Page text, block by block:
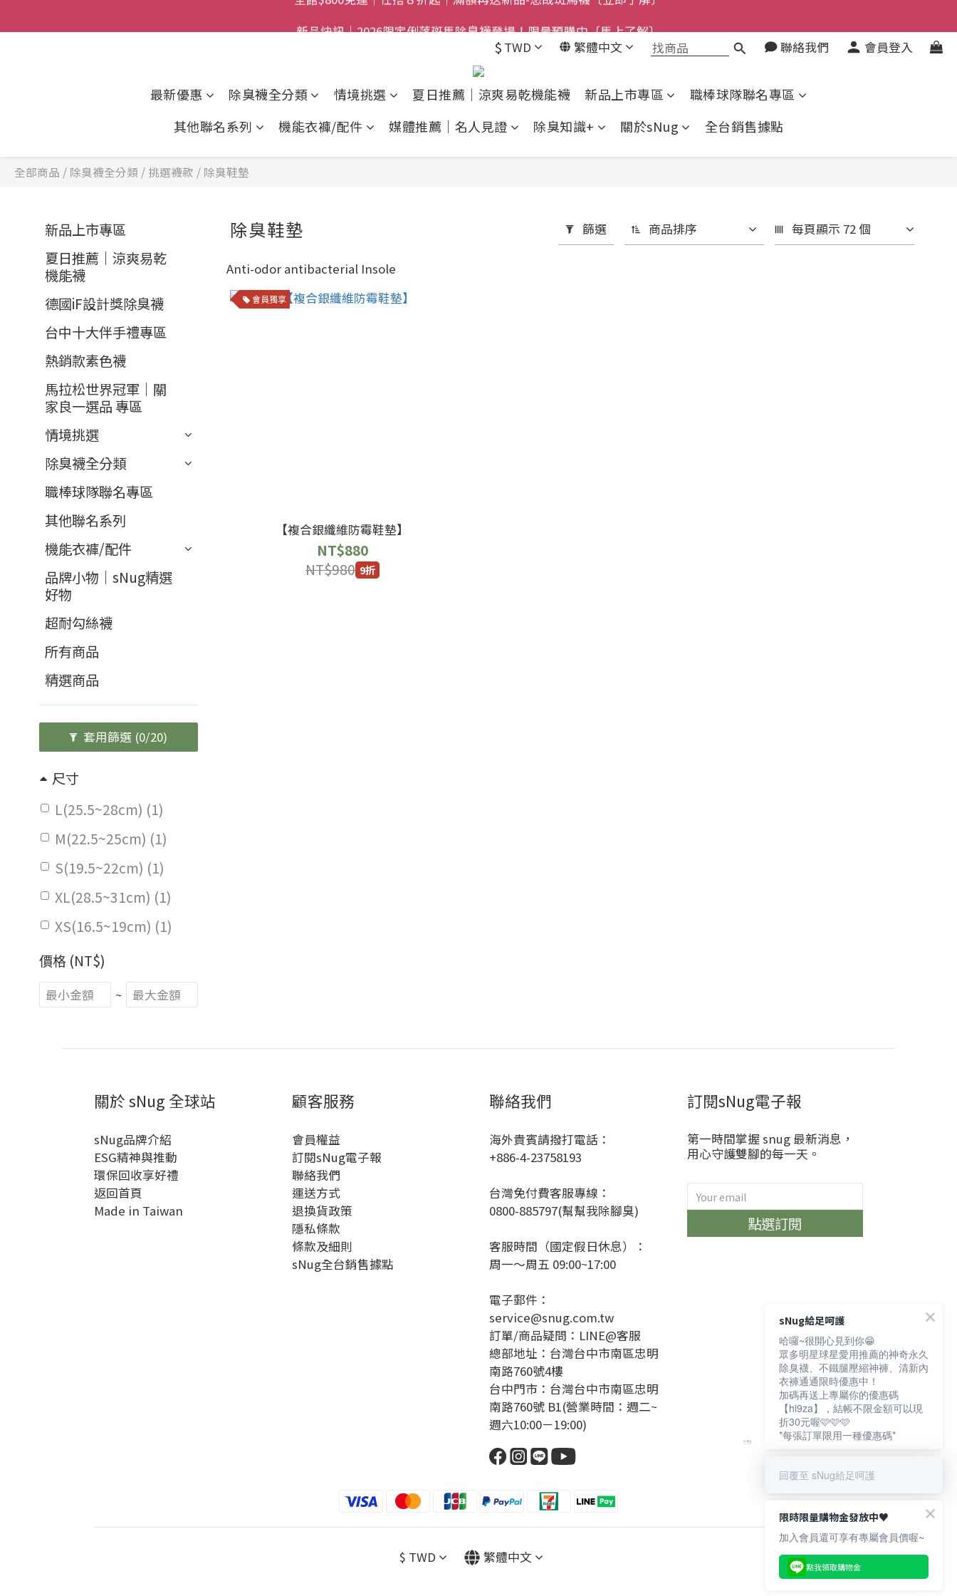
父親節禮盒登場｜把舒適送進爸爸的每一天，日夜呵護一次備好〔馬上了解〕
全館$800免運｜任搭８折起｜滿額再送新品-悠哉斑馬襪〔立即了解〕
$ TWD 繁體中文 聯絡我們 會員登入
最新優惠 除臭襪全分類 情境挑選 夏日推薦｜涼爽易乾機能襪 新品上市專區
職棒球隊聯名專區
其他聯名系列
機能衣褲/配件 媒體推薦｜名人見證 除臭知識+ 關於sNug 全台銷售據點
全部商品 / 除臭襪全分類 / 挑選襪款 / 除臭鞋墊
新品上市專區
夏日推薦｜涼爽易乾
機能襪
德國iF設計獎除臭襪
台中十大伴手禮專區
熱銷款素色襪
馬拉松世界冠軍｜關
家良一選品 專區
情境挑選
除臭襪全分類
職棒球隊聯名專區
其他聯名系列
機能衣褲/配件
品牌小物｜sNug精選
好物
超耐勾絲襪
所有商品
精選商品
套用篩選 (0/20)
尺寸
L(25.5~28cm) (1)
M(22.5~25cm) (1)
S(19.5~22cm) (1)
XL(28.5~31cm) (1)
XS(16.5~19cm) (1)
價格 (NT$)
~
除臭鞋墊 篩選 商品排序 每頁顯示 72 個
Anti-odor antibacterial Insole
會員獨享
【複合銀纖維防霉鞋墊】
NT$880
NT$980 9折
關於 sNug 全球站
sNug品牌介紹
ESG精神與推動
環保回收享好禮
返回首頁
Made in Taiwan
顧客服務
會員權益
訂閱sNug電子報
聯絡我們
運送方式
退換貨政策
隱私條款
條款及細則
sNug全台銷售據點
聯絡我們
海外貴賓請撥打電話：
+886-4-23758193
台灣免付費客服專線：
0800-885797(幫幫我除腳臭)
客服時間（國定假日休息）：
周一～周五 09:00~17:00
電子郵件：
service@snug.com.tw
訂單/商品疑問： LINE@客服
總部地址：台灣台中市南區忠明
南路760號4樓
台中門市：台灣台中市南區忠明
南路760號 B1(營業時間：週二~
週六10:00－19:00)
訂閱sNug電子報
第一時間掌握 snug 最新消息，
用心守護雙腳的每一天。
點選訂閱
$ TWD 繁體中文
sNug給足呵護
哈囉~很開心見到你😁
眾多明星球星愛用推薦的神奇永久
除臭襪、不鐵腿壓縮神褲、清新內
衣褲通通限時優惠中！
加碼再送上專屬你的優惠碼
【hi9za】，結帳不限金額可以現
折30元喔🩷🩷🩷
*每張訂單限用一種優惠碼*
回覆至 sNug給足呵護
限時限量購物金發放中♥️
加入會員還可享有專屬會員價喔~
點我領取購物金